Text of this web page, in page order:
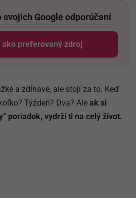
svojich Google odporúčaní
preferovaný zdroj
Odzadu, odkaz sa otvorí v
a zdĺhavé, ale stojí za to. Keď
Týždeň? Dva? Ale ak si
poriadok, vydrží ti na celý život.